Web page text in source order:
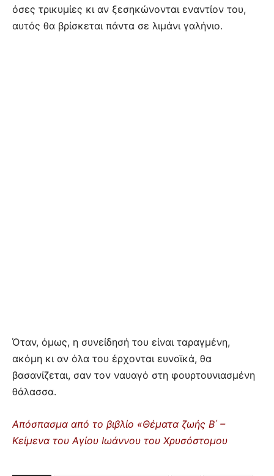
όσες τρικυμίες κι αν ξεσηκώνονται εναντίον του,
αυτός θα βρίσκεται πάντα σε λιμάνι γαλήνιο.
Όταν, όμως, η συνείδησή του είναι ταραγμένη,
ακόμη κι αν όλα του έρχονται ευνοϊκά, θα
βασανίζεται, σαν τον ναυαγό στη φουρτουνιασμένη
θάλασσα.
Απόσπασμα από το βιβλίο «Θέματα ζωής Β΄ –
Κείμενα του Αγίου Ιωάννου του Χρυσόστομου